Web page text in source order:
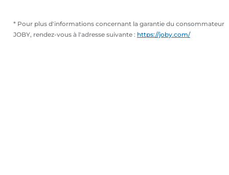
* Pour plus d'informations concernant la garantie du consommateur
JOBY, rendez-vous à l'adresse suivante : https://joby.com/